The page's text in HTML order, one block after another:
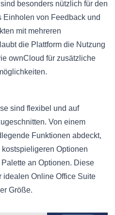
besonders nützlich für den
von Feedback und
mit mehreren
die Plattform die Nutzung
ownCloud für zusätzliche
sind flexibel und auf
Von einem
Funktionen abdeckt,
Optionen
an Optionen. Diese
idealen Online Office Suite
Größe.